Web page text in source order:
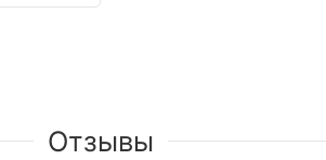
Отзывы